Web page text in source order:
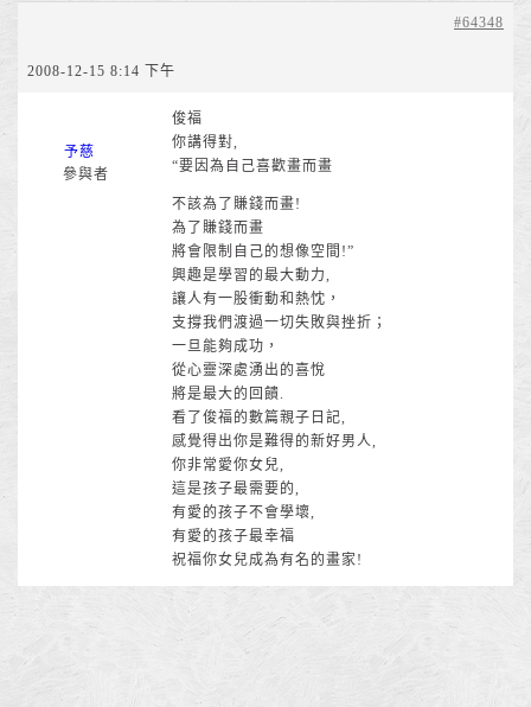
2008-12-15 8:14 下午
#64348
予慈
參與者
俊福
你講得對,
“要因為自己喜歡畫而畫
不該為了賺錢而畫!
為了賺錢而畫
將會限制自己的想像空間!”
興趣是學習的最大動力,
讓人有一股衝動和熱忱，
支撐我們渡過一切失敗與挫折；
一旦能夠成功，
從心靈深處湧出的喜悅
將是最大的回饋.
看了俊福的數篇親子日記,
感覺得出你是難得的新好男人,
你非常愛你女兒,
這是孩子最需要的,
有愛的孩子不會學壞,
有愛的孩子最幸福
祝福你女兒成為有名的畫家!